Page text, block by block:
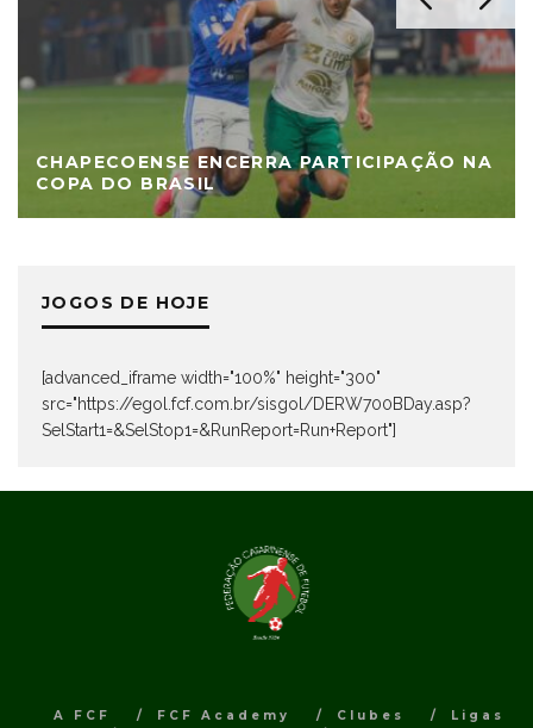
CHAPECOENSE ENCERRA PARTICIPAÇÃO NA
COPA DO BRASIL
JOGOS DE HOJE
[advanced_iframe width="100%" height="300"
src="https://egol.fcf.com.br/sisgol/DERW700BDay.asp?
SelStart1=&SelStop1=&RunReport=Run+Report"]
A FCF FCF Academy Clubes
Ligas